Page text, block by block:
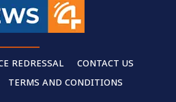
REDRESSAL
CONTACT US
TERMS AND CONDITIONS